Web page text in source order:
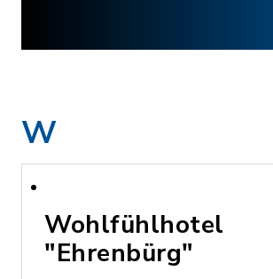
W
Wohlfühlhotel
"Ehrenbürg"